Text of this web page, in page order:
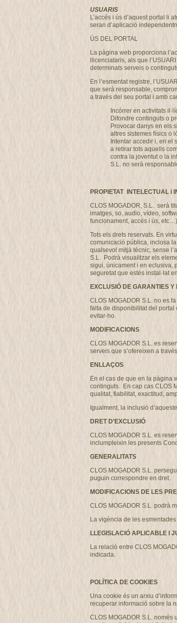
USUARIS
L’accés i ús d’aquest portal li
seran d’aplicació
ÚS DEL PORTAL
La pàgina web proporciona
llicenciataris, als que
determinats serveis o
En l’esmentat registre,
que serà responsable,
a través del seu portal i amb
Incórrer en activitats
Difondre continguts o
Provocar danys en els
altres sistemes físics o
Intentar accedir i, en el
a retirar tots aquells
contra la joventut o la
S.L. no serà
PROPIETAT INTELECTUAL i
CLOS MOGADOR, S.L. serà
imatges, so, audio, vídeo,
funcionament, accés i ús,
Tots els drets reservats. En
comunicació pública, inclosa
qualsevol mitjà técnic, sense
S.L. Podrà visualitzar els
sigui, únicament i en eclusiva,
seguretat que estés instal·lat
EXCLUSIÓ DE GARANTIES Y
CLOS MOGADOR S.L. no es
falta de disponibilitat del portal
evitar-ho.
MODIFICACIONS
CLOS MOGADOR S.L. es
serveis que s’ofereixen a
ENLLAÇOS
En el cas de que en la pàgina
continguts. En cap cas CLOS
qualitat, fiabilitat, exactitud,
Igualment, la inclusió
DRET D’EXCLUSIÓ
CLOS MOGADOR S.L. es
inclumpleixin les presents
GENERALITATS
CLOS MOGADOR S.L.
puguin correspondre en dret.
MODIFICACIONS DE LES
CLOS MOGADOR S.L. podrà
La vigència de les
LLEGISLACIÓ APLICABLE I
La relació entre CLOS
indicada.
POLÍTICA DE COOKIES
Una cookie és un arxiu
recuperar informació sobre la
CLOS MOGADOR S.L.